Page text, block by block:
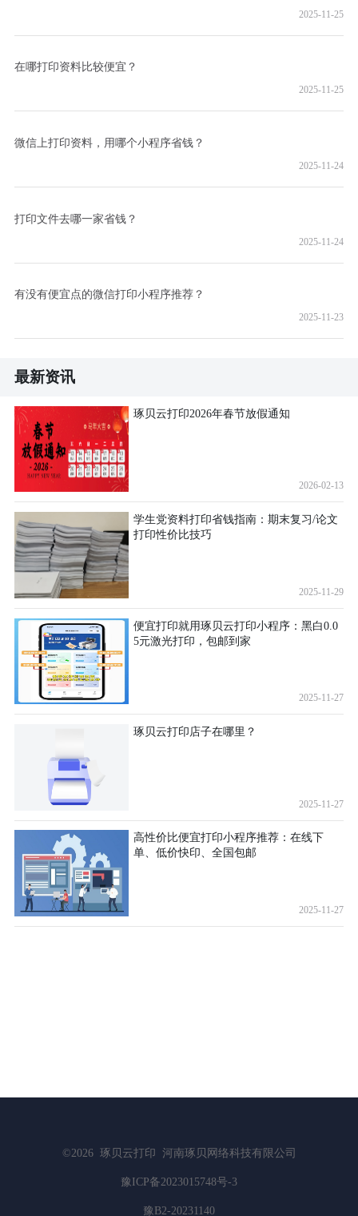
2025-11-25
在哪打印资料比较便宜？
2025-11-25
微信上打印资料，用哪个小程序省钱？
2025-11-24
打印文件去哪一家省钱？
2025-11-24
有没有便宜点的微信打印小程序推荐？
2025-11-23
最新资讯
琢贝云打印2026年春节放假通知
2026-02-13
学生党资料打印省钱指南：期末复习/论文
打印性价比技巧
2025-11-29
便宜打印就用琢贝云打印小程序：黑白0.0
5元激光打印，包邮到家
2025-11-27
琢贝云打印店子在哪里？
2025-11-27
高性价比便宜打印小程序推荐：在线下
单、低价快印、全国包邮
2025-11-27
©2026 琢贝云打印 河南琢贝网络科技有限公司
豫ICP备2023015748号-3
豫B2-20231140